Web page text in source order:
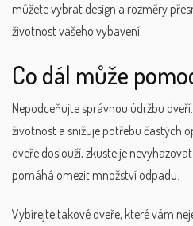
můžete vybrat design a rozměry
životnost vašeho vybavení.
Co dál může
Nepodceňujte správnou údržbu
životnost a snižuje potřebu častých
dveře doslouží, zkuste je
pomáhá omezit množství odpadu.
Vybírejte takové dveře, které vám